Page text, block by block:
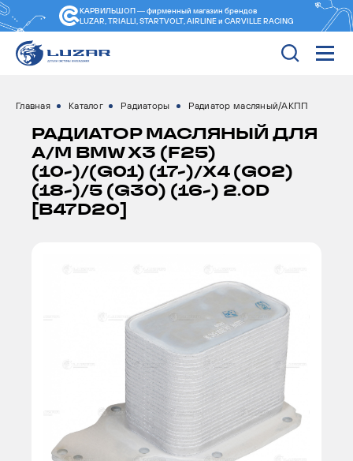
КАРВИЛЬШОП — фирменный магазин брендов
LUZAR, TRIALLI, STARTVOLT, AIRLINE и CARVILLE RACING
Главная Каталог Радиаторы Радиатор масляный/АКПП
РАДИАТОР МАСЛЯНЫЙ ДЛЯ
А/М BMW X3 (F25)
(10-)/(G01) (17-)/X4 (G02)
(18-)/5 (G30) (16-) 2.0D
[B47D20]